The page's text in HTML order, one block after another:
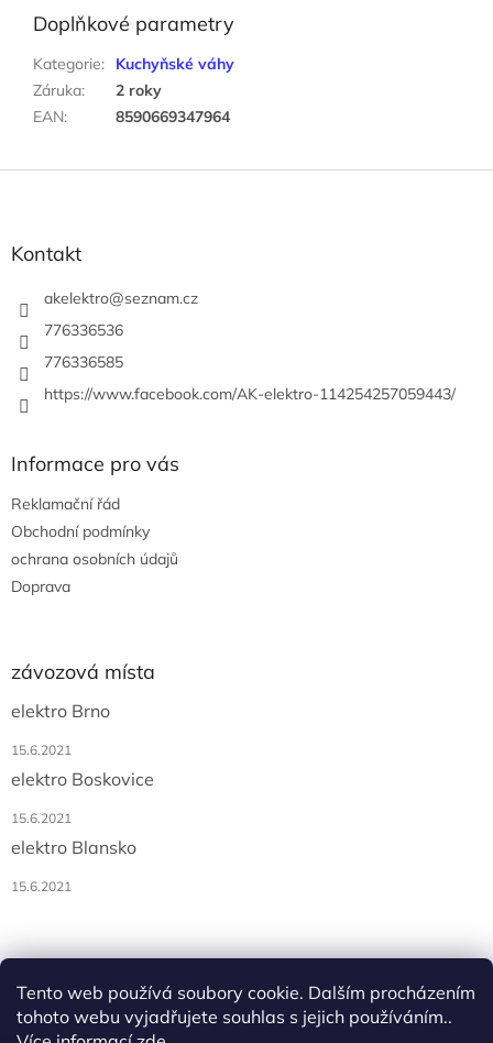
Tento web používá soubory cookie. Dalším procházením
tohoto webu vyjadřujete souhlas s jejich používáním..
Doplňkové parametry
Kategorie:
Kuchyňské váhy
Záruka:
2 roky
EAN: 8590669347964
Z
Kontakt
akelektro@seznam.cz
776336536
776336585
https://www.facebook.com/AK-elektro-114254257059443/
Informace pro vás
Reklamační řád
Obchodní podmínky
ochrana osobních údajů
Doprava
závozová místa
elektro Brno
15.6.2021
elektro Boskovice
15.6.2021
elektro Blansko
15.6.2021